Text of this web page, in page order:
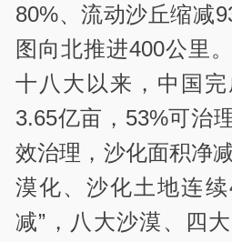
80%、流动沙丘缩减
图向北推进400公里
十八大以来，中国
3.65亿亩，53%可治
效治理，沙化面积净
漠化、沙化土地连
减”，八大沙漠、四